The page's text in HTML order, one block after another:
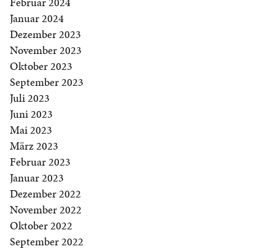
Januar 2024
Dezember 2023
November 2023
Oktober 2023
September 2023
Juli 2023
Juni 2023
Mai 2023
März 2023
Februar 2023
Januar 2023
Dezember 2022
November 2022
Oktober 2022
September 2022